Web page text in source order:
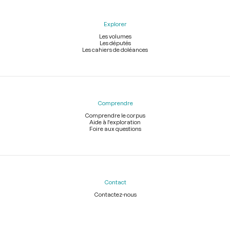
Explorer
Les volumes
Les députés
Les cahiers de doléances
Comprendre
Comprendre le corpus
Aide à l'exploration
Foire aux questions
Contact
Contactez-nous